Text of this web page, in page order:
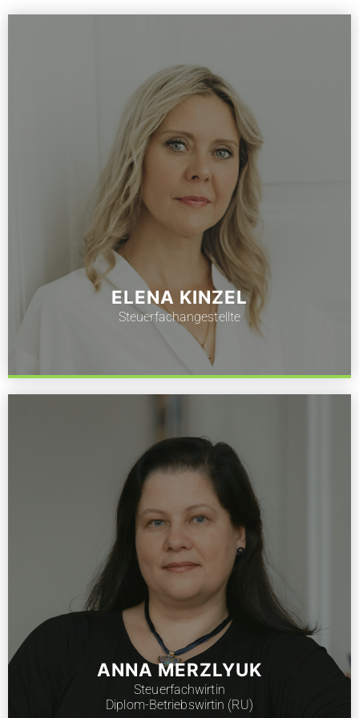
ELENA KINZEL
Steuerfachangestellte
ANNA MERZLYUK
Steuerfachwirtin
Diplom-Betriebswirtin (RU)